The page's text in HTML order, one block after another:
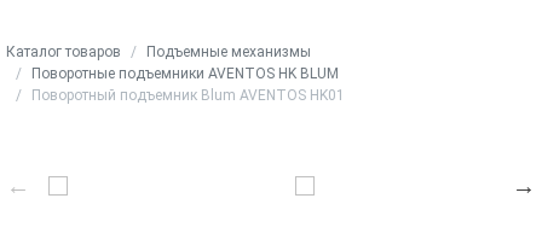
Каталог товаров
Подъемные механизмы
Поворотные подъемники AVENTOS HK BLUM
Поворотный подъемник Blum AVENTOS HK01